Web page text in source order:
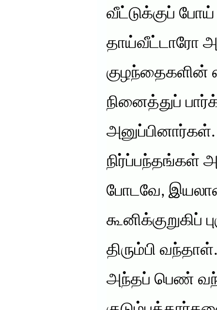
வீட்டுக்குப்
தாய்வீட்டாரோ
குழந்தைகளின்
நினைத்துப்
நிர்ப்பந்தங்கள்
போடவே,
கூனிக்குறுகிப்
திரும்பி
அந்தப் பெண்